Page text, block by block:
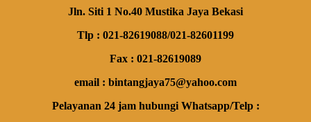
Jln. Siti 1 No.40 Mustika Jaya Bekasi
Tlp : 021-82619088/021-82601199
Fax : 021-82619089
email : bintangjaya75@yahoo.com
Pelayanan 24 jam hubungi Whatsapp/Telp :